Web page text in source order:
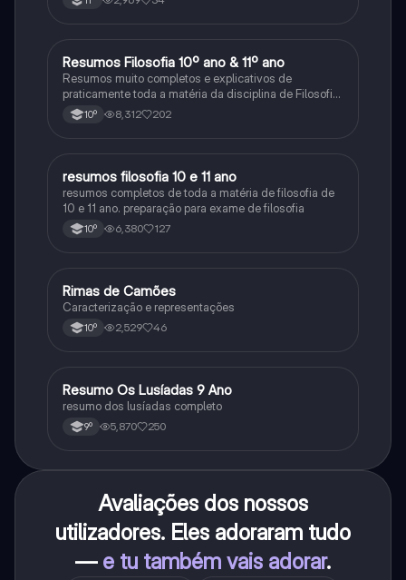
Filosofia
Resumos Filosofia 10º ano & 11º ano
Resumos muito completos e explicativos de
praticamente toda a matéria da disciplina de Filosofia
10º 8,312 202
Filosofia
resumos filosofia 10 e 11 ano
resumos completos de toda a matéria de filosofia de
10 e 11 ano. preparação para exame de filosofia
10º 6,380 127
Português
Rimas de Camões
Caracterização e representações
10º 2,529 46
Português
Resumo Os Lusíadas 9 Ano
resumo dos lusíadas completo
9º 5,870 250
Avaliações dos nossos
utilizadores. Eles adoraram tudo
— e tu também vais adorar.